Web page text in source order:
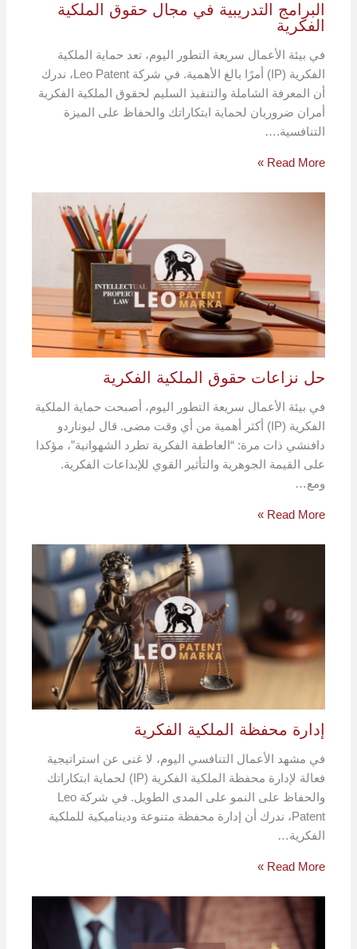
البرامج التدريبية في مجال حقوق الملكية
الفكرية
في بيئة الأعمال سريعة التطور اليوم، تعد حماية الملكية
الفكرية (IP) أمرًا بالغ الأهمية. في شركة Leo Patent، ندرك
أن المعرفة الشاملة والتنفيذ السليم لحقوق الملكية الفكرية
أمران ضروريان لحماية ابتكاراتك والحفاظ على الميزة
التنافسية.…
Read More »
حل نزاعات حقوق الملكية الفكرية
في بيئة الأعمال سريعة التطور اليوم، أصبحت حماية الملكية
الفكرية (IP) أكثر أهمية من أي وقت مضى. قال ليوناردو
دافنشي ذات مرة: “العاطفة الفكرية تطرد الشهوانية”، مؤكدا
على القيمة الجوهرية والتأثير القوي للإبداعات الفكرية.
ومع…
Read More »
إدارة محفظة الملكية الفكرية
في مشهد الأعمال التنافسي اليوم، لا غنى عن استراتيجية
فعالة لإدارة محفظة الملكية الفكرية (IP) لحماية ابتكاراتك
والحفاظ على النمو على المدى الطويل. في شركة Leo
Patent، ندرك أن إدارة محفظة متنوعة وديناميكية للملكية
الفكرية…
Read More »